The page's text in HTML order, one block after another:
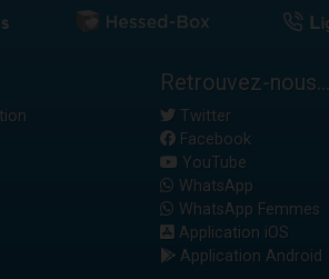
Retrouvez-nous...
Twitter
Facebook
YouTube
WhatsApp
WhatsApp Femmes
Application iOS
Application Android